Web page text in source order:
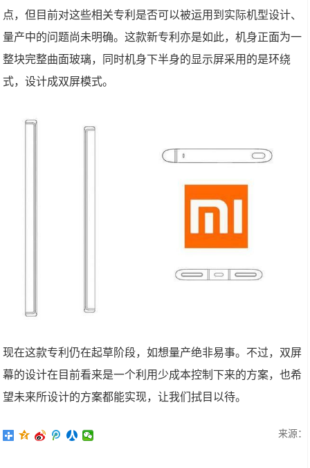
点，但目前对这些相关专利是否可以被运用到实际机型设计、
量产中的问题尚未明确。这款新专利亦是如此，机身正面为一
整块完整曲面玻璃，同时机身下半身的显示屏采用的是环绕
式，设计成双屏模式。
现在这款专利仍在起草阶段，如想量产绝非易事。不过，双屏
幕的设计在目前看来是一个利用少成本控制下来的方案，也希
望未来所设计的方案都能实现，让我们拭目以待。
来源：